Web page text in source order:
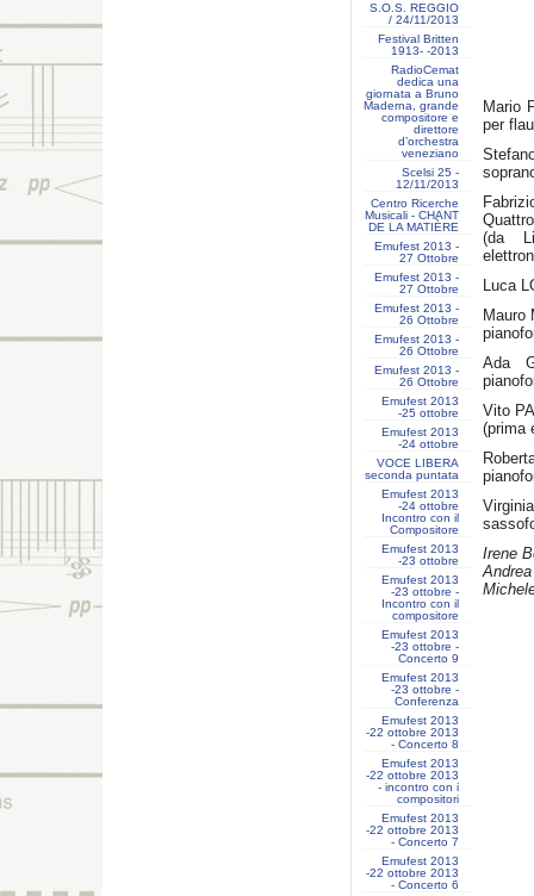
S.O.S. REGGIO
/ 24/11/2013
Festival Britten
1913- ‐2013
RadioCemat
dedica una
giornata a Bruno
Maderna, grande
compositore e
direttore
d’orchestra
veneziano
Scelsi 25 -
12/11/2013
Centro Ricerche
Musicali - CHANT
DE LA MATIÈRE
Emufest 2013 -
27 Ottobre
Emufest 2013 -
27 Ottobre
Emufest 2013 -
26 Ottobre
Emufest 2013 -
26 Ottobre
Emufest 2013 -
26 Ottobre
Emufest 2013
-25 ottobre
Emufest 2013
-24 ottobre
VOCE LIBERA
seconda puntata
Emufest 2013
-24 ottobre
Incontro con il
Compositore
Emufest 2013
-23 ottobre
Emufest 2013
-23 ottobre -
Incontro con il
compositore
Emufest 2013
-23 ottobre -
Concerto 9
Emufest 2013
-23 ottobre -
Conferenza
Emufest 2013
-22 ottobre 2013
- Concerto 8
Emufest 2013
-22 ottobre 2013
- incontro con i
compositori
Emufest 2013
-22 ottobre 2013
- Concerto 7
Emufest 2013
-22 ottobre 2013
- Concerto 6
Mario
per
(da
Luca
Mauro
Ada
Vito
(prima
Irene